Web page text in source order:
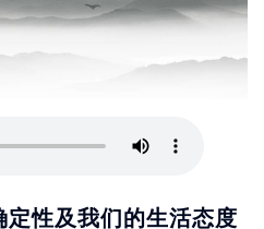
性及我们的生活态度